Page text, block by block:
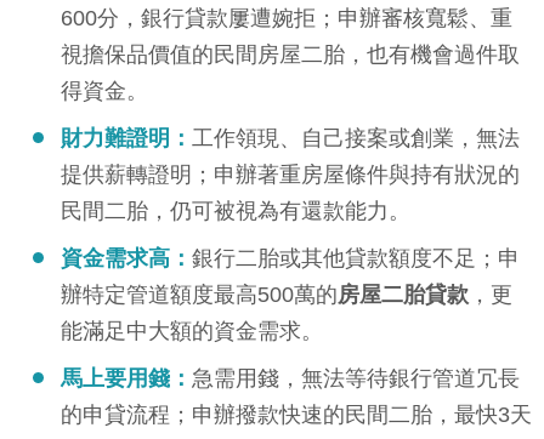
600分，銀行貸款屢遭婉拒；申辦審核寬鬆、重
視擔保品價值的民間房屋二胎，也有機會過件取
得資金。
財力難證明： 工作領現、自己接案或創業，無法
提供薪轉證明；申辦著重房屋條件與持有狀況的
民間二胎，仍可被視為有還款能力。
資金需求高： 銀行二胎或其他貸款額度不足；申
辦特定管道額度最高500萬的房屋二胎貸款 ，更
能滿足中大額的資金需求。
馬上要用錢： 急需用錢，無法等待銀行管道冗長
的申貸流程；申辦撥款快速的民間二胎，最快3天